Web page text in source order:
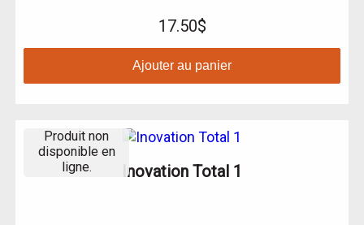
17.50$
Ajouter au panier
Inovation Total 1
Produit non
disponible en
ligne.